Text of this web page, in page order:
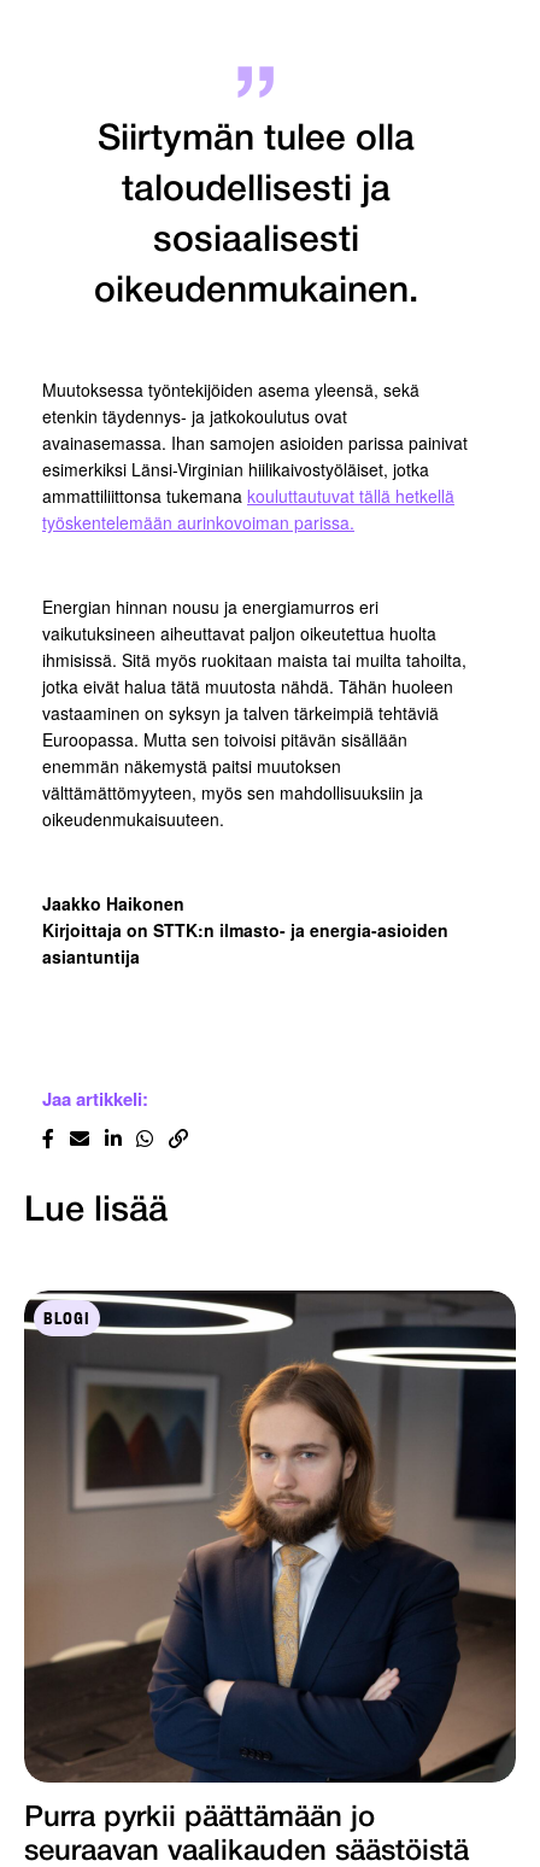
Siirtymän tulee olla
taloudellisesti ja
sosiaalisesti
oikeudenmukainen.
Muutoksessa työntekijöiden asema yleensä, sekä
etenkin täydennys- ja jatkokoulutus ovat
avainasemassa. Ihan samojen asioiden parissa painivat
esimerkiksi Länsi-Virginian hiilikaivostyöläiset, jotka
ammattiliittonsa tukemana kouluttautuvat tällä hetkellä
työskentelemään aurinkovoiman parissa.
Energian hinnan nousu ja energiamurros eri
vaikutuksineen aiheuttavat paljon oikeutettua huolta
ihmisissä. Sitä myös ruokitaan maista tai muilta tahoilta,
jotka eivät halua tätä muutosta nähdä. Tähän huoleen
vastaaminen on syksyn ja talven tärkeimpiä tehtäviä
Euroopassa. Mutta sen toivoisi pitävän sisällään
enemmän näkemystä paitsi muutoksen
välttämättömyyteen, myös sen mahdollisuuksiin ja
oikeudenmukaisuuteen.
Jaakko Haikonen
Kirjoittaja on STTK:n ilmasto- ja energia-asioiden
asiantuntija
Jaa artikkeli:
Lue lisää
BLOGI
Purra pyrkii päättämään jo
seuraavan vaalikauden säästöistä